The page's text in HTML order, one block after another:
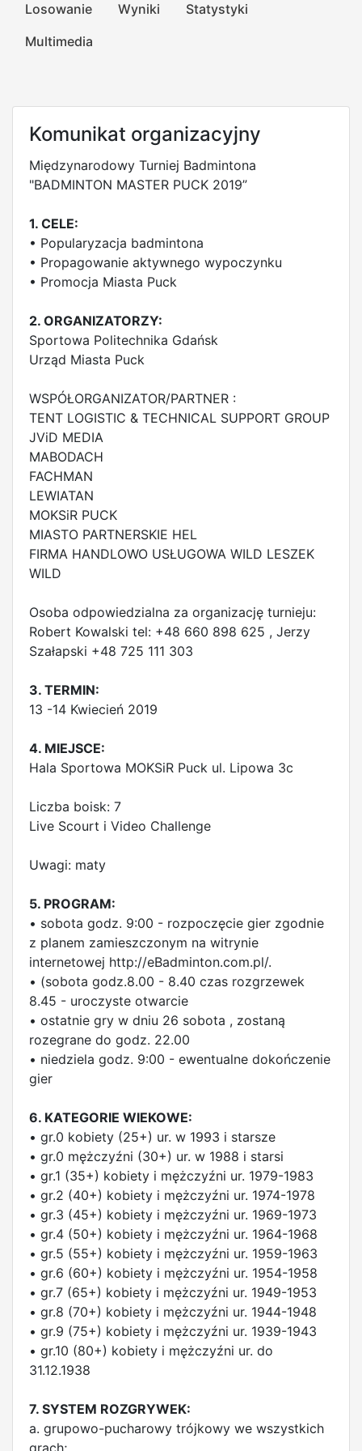
Losowanie
Wyniki
Statystyki
Multimedia
Komunikat organizacyjny
Międzynarodowy Turniej Badmintona
"BADMINTON MASTER PUCK 2019”
1. CELE:
• Popularyzacja badmintona
• Propagowanie aktywnego wypoczynku
• Promocja Miasta Puck
2. ORGANIZATORZY:
Sportowa Politechnika Gdańsk
Urząd Miasta Puck
WSPÓŁORGANIZATOR/PARTNER :
TENT LOGISTIC & TECHNICAL SUPPORT GROUP
JViD MEDIA
MABODACH
FACHMAN
LEWIATAN
MOKSiR PUCK
MIASTO PARTNERSKIE HEL
FIRMA HANDLOWO USŁUGOWA WILD LESZEK
WILD
Osoba odpowiedzialna za organizację turnieju:
Robert Kowalski tel: +48 660 898 625 , Jerzy
Szałapski +48 725 111 303
3. TERMIN:
13 -14 Kwiecień 2019
4. MIEJSCE:
Hala Sportowa MOKSiR Puck ul. Lipowa 3c
Liczba boisk: 7
Live Scourt i Video Challenge
Uwagi: maty
5. PROGRAM:
• sobota godz. 9:00 - rozpoczęcie gier zgodnie
z planem zamieszczonym na witrynie
internetowej http://eBadminton.com.pl/.
• (sobota godz.8.00 - 8.40 czas rozgrzewek
8.45 - uroczyste otwarcie
• ostatnie gry w dniu 26 sobota , zostaną
rozegrane do godz. 22.00
• niedziela godz. 9:00 - ewentualne dokończenie
gier
6. KATEGORIE WIEKOWE:
• gr.0 kobiety (25+) ur. w 1993 i starsze
• gr.0 mężczyźni (30+) ur. w 1988 i starsi
• gr.1 (35+) kobiety i mężczyźni ur. 1979-1983
• gr.2 (40+) kobiety i mężczyźni ur. 1974-1978
• gr.3 (45+) kobiety i mężczyźni ur. 1969-1973
• gr.4 (50+) kobiety i mężczyźni ur. 1964-1968
• gr.5 (55+) kobiety i mężczyźni ur. 1959-1963
• gr.6 (60+) kobiety i mężczyźni ur. 1954-1958
• gr.7 (65+) kobiety i mężczyźni ur. 1949-1953
• gr.8 (70+) kobiety i mężczyźni ur. 1944-1948
• gr.9 (75+) kobiety i mężczyźni ur. 1939-1943
• gr.10 (80+) kobiety i mężczyźni ur. do
31.12.1938
7. SYSTEM ROZGRYWEK:
a. grupowo-pucharowy trójkowy we wszystkich
grach;